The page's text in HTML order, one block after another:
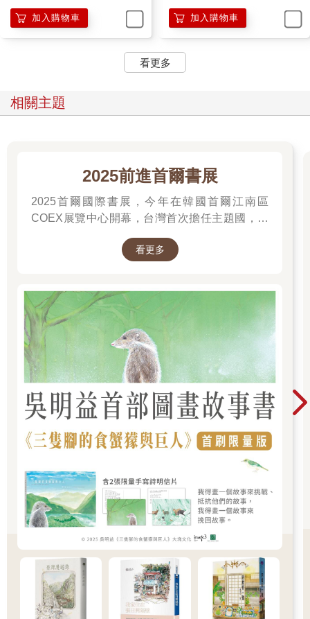
加入購物車 加入購物車
看更多
相關主題
2025前進首爾書展
2025首爾國際書展，今年在韓國首爾江南區
COEX展覽中心開幕，台灣首次擔任主題國，有
二十多位跨領域台灣作家前往參展，一起來回顧
他們的作品，並共享參展喜悅。
看更多